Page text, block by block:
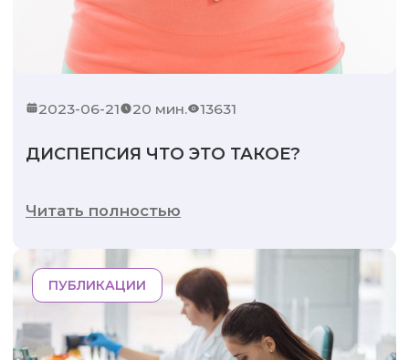
2023-06-21 20 мин. 13631
ДИСПЕПСИЯ ЧТО ЭТО ТАКОЕ?
Читать полностью
ПУБЛИКАЦИИ